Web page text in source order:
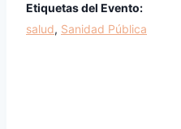
Etiquetas del Evento:
salud, Sanidad Pública